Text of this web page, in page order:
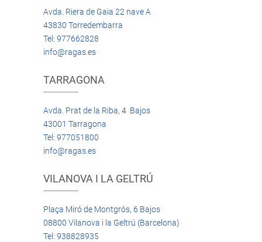
Avda. Riera de Gaia 22 nave A
43830 Torredembarra
Tel: 977662828
info@ragas.es
TARRAGONA
Avda. Prat de la Riba, 4 Bajos
43001 Tarragona
Tel: 977051800
info@ragas.es
VILANOVA I LA GELTRÚ
Plaça Miró de Montgrós, 6 Bajos
08800 Vilanova i la Geltrú (Barcelona)
Tel: 938828935